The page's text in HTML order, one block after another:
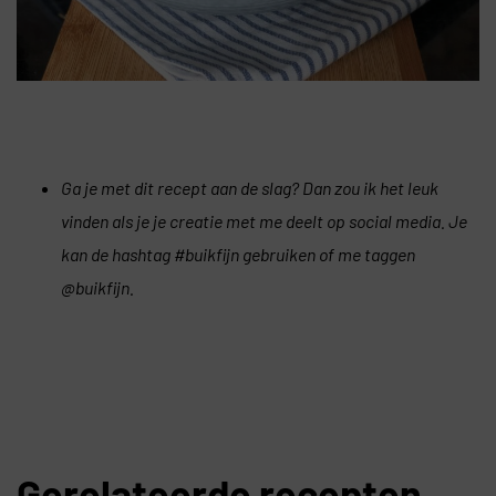
Ga je met dit recept aan de slag? Dan zou ik het leuk
vinden als je je creatie met me deelt op social media. Je
kan de hashtag #buikfijn gebruiken of me taggen
@buikfijn.